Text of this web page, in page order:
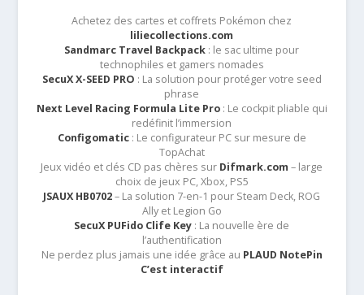
Achetez des cartes et coffrets Pokémon chez
liliecollections.com
Sandmarc Travel Backpack : le sac ultime pour
technophiles et gamers nomades
SecuX X-SEED PRO : La solution pour protéger votre seed
phrase
Next Level Racing Formula Lite Pro: Le cockpit pliable qui
redéfinit l’immersion
Configomatic: Le configurateur PC sur mesure de
TopAchat
Jeux vidéo et clés CD pas chères sur Difmark.com – large
choix de jeux PC, Xbox, PS5
JSAUX HB0702– La solution 7-en-1 pour Steam Deck, ROG
Ally et Legion Go
SecuX PUFido Clife Key : La nouvelle ère de
l’authentification
Ne perdez plus jamais une idée grâce au PLAUD NotePin
C’est interactif